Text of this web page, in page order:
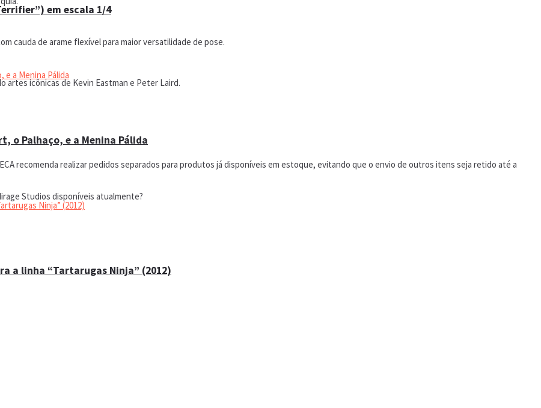
em escala 1/4
o Palhaço, e a Menina Pálida
a linha “Tartarugas Ninja” (2012)
cauda de arame flexível para maior versatilidade de pose.
artes icônicas de Kevin Eastman e Peter Laird.
recomenda realizar pedidos separados para produtos já disponíveis em estoque, evitando que o envio de outros itens seja retido até a
Studios disponíveis atualmente?